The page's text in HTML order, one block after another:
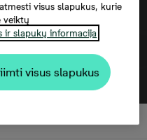
visus slapukus, kurie
veiktų
ir slapukų informacija
visus slapukus